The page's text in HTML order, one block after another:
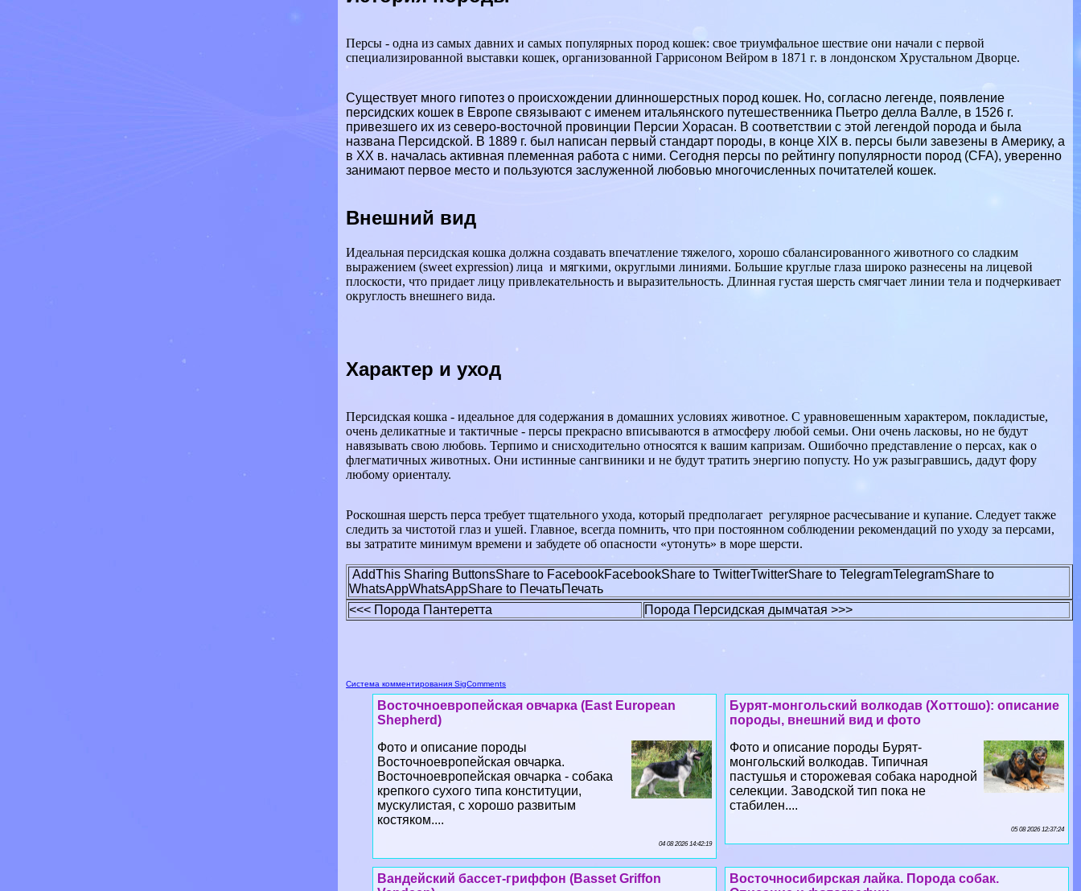
Персы - одна из самых давних и самых популярных пород кошек: свое триумфальное шествие они начали с первой
специализированной выставки кошек, организованной Гаррисоном Вейром в 1871 г. в лондонском Хрустальном Дворце.
Существует много гипотез о происхождении длинношерстных пород кошек. Но, согласно легенде, появление
персидских кошек в Европе связывают с именем итальянского путешественника Пьетро делла Валле, в 1526 г.
привезшего их из северо-восточной провинции Персии Хорасан. В соответствии с этой легендой порода и была
названа Персидской. В 1889 г. был написан первый стандарт породы, в конце XIX в. персы были завезены в Америку, а
в XX в. началась активная племенная работа с ними. Сегодня персы по рейтингу популярности пород (CFA), уверенно
занимают первое место и пользуются заслуженной любовью многочисленных почитателей кошек.
Внешний вид
Идеальная персидская кошка должна создавать впечатление тяжелого, хорошо сбалансированного животного со сладким
выражением (sweet expression) лица и мягкими, округлыми линиями. Большие круглые глаза широко разнесены на лицевой
плоскости, что придает лицу привлекательность и выразительность. Длинная густая шерсть смягчает линии тела и подчеркивает
округлость внешнего вида.
Хаpaктер и уход
Персидская кошка - идеальное для содержания в домашних условиях животное. С уравновешенным хаpaктером, покладистые,
очень деликатные и тактичные - персы прекрасно вписываются в атмосферу любой семьи. Они очень ласковы, но не будут
навязывать свою любовь. Терпимо и снисходительно относятся к вашим капризам. Ошибочно представление о персах, как о
флегматичных животных. Они истинные сангвиники и не будут тратить энергию попусту. Но уж разыгравшись, дадут фору
любому ориенталу.
Роскошная шерсть перса требует тщательного ухода, который предполагает регулярное расчесывание и купание. Следует также
следить за чистотой глаз и ушей. Главное, всегда помнить, что при постоянном соблюдении рекомендаций по уходу за персами,
вы затратите минимум времени и забудете об опасности «утонуть» в море шерсти.
AddThis Sharing ButtonsShare to FacebookFacebookShare to TwitterTwitterShare to TelegramTelegramShare to
WhatsAppWhatsAppShare to ПечатьПечать
<<< Порода Пантеретта
Порода Персидская дымчатая >>>
Система комментирования SigComments
Бурят-монгольский волкодав (Хоттошо): описание
породы, внешний вид и фото
Фото и описание породы Бурят-
монгольский волкодав. Типичная
пастушья и сторожевая собака народной
селекции. Заводской тип пока не
стабилен....
05 08 2026 12:37:24
Восточноевропейская овчарка (East European
Shepherd)
Фото и описание породы
Восточноевропейская овчарка.
Восточноевропейская овчарка - собака
крепкого сухого типа конституции,
мускулистая, с хорошо развитым
костяком....
04 08 2026 14:42:19
Восточносибирская лайка. Порода собак.
Вандейский бассет-гриффон (Basset Griffon